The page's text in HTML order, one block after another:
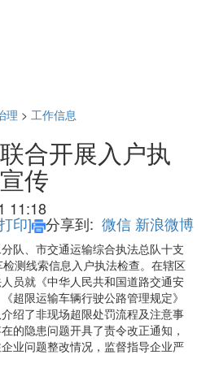
理 > 工作信息
合开展入户执
传
11:18
印] 分享到: 微信 新浪微博
队、市交通运输综合执法总队十支
测线索信息入户执法检查。在辖区
员就《中华人民共和国道路交通安
超限运输车辆行驶公路管理规定》
绍了非现场超限处罚流程及注意事
的隐患问题开具了责令改正通知，
业问题整改情况，监督指导企业严